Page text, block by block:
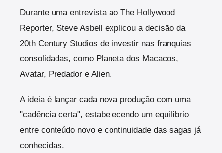
Durante uma entrevista ao The Hollywood
Reporter, Steve Asbell explicou a decisão da
20th Century Studios de investir nas franquias
consolidadas, como Planeta dos Macacos,
Avatar, Predador e Alien.
A ideia é lançar cada nova produção com uma
"cadência certa", estabelecendo um equilíbrio
entre conteúdo novo e continuidade das sagas já
conhecidas.